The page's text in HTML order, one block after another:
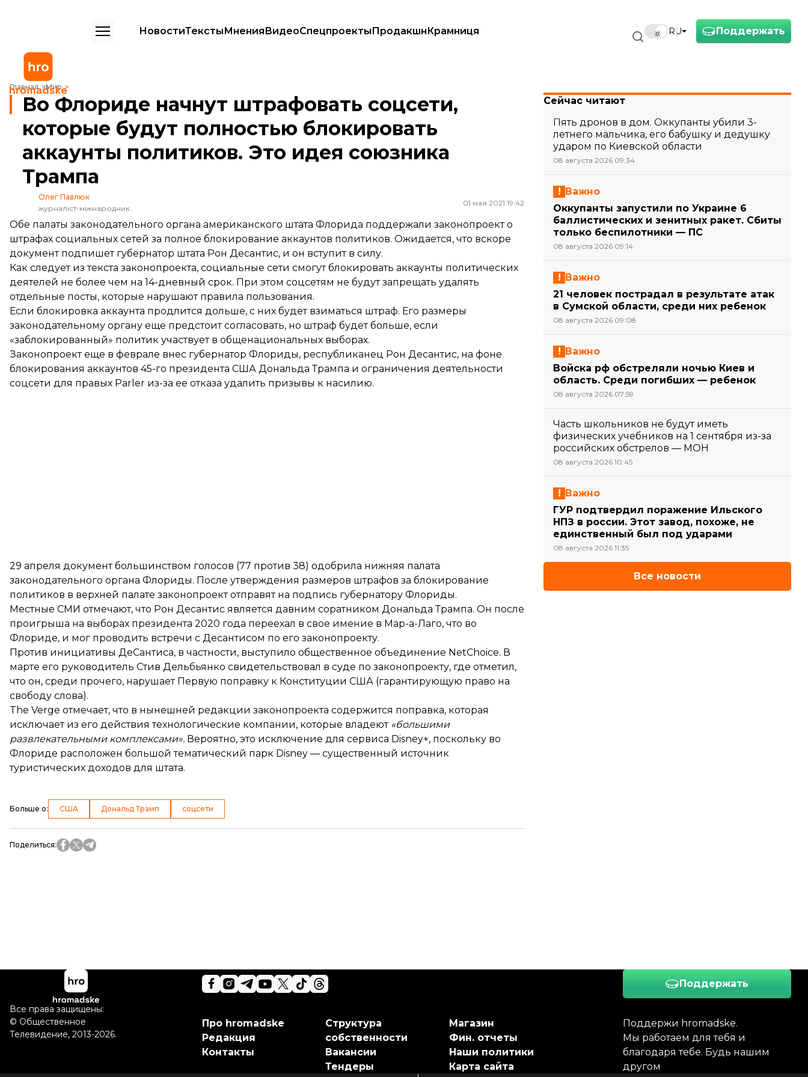
Поддержать
RU
НовостиТекстыМненияВидеоСпецпроектыПродакшнКрамниця
Главная Мир
Во Флориде начнут штрафовать соцсети, которые будут полностью блокировать аккаунты политиков. Это идея союзника Трампа
Во Флориде начнут штрафовать соцсети,
которые будут полностью блокировать
аккаунты политиков. Это идея союзника
Трампа
Олег Павлюк
журналіст-міжнародник
01 мая 2021 19:42
Обе палаты законодательного органа американского штата Флорида поддержали законопроект о
штрафах социальных сетей за полное блокирование аккаунтов политиков. Ожидается, что вскоре
документ подпишет губернатор штата Рон Десантис, и он вступит в силу.
Как следует изтекста законопроекта, социальные сети смогут блокировать аккаунты политических
деятелей не более чем на 14-дневный срок. При этом соцсетям не будут запрещать удалять
отдельные посты, которые нарушают правила пользования.
Если блокировка аккаунта продлится дольше, с них будет взиматься штраф. Его размеры
законодательному органу еще предстоит согласовать, но штраф будет больше, если
«заблокированный» политик участвует в общенациональных выборах.
Законопроект еще в феврале внес губернатор Флориды, республиканец Рон Десантис, на фоне
блокирования аккаунтов 45-го президента США Дональда Трампа и ограничения деятельности
соцсети для правых Parler из-за ее отказа удалить призывы к насилию.
29 апреля документ большинством голосов (77 против 38) одобрила нижняя палата
законодательного органа Флориды. После утверждения размеров штрафов за блокирование
политиков в верхней палате законопроект отправят на подпись губернатору Флориды.
Местные СМИ отмечают, что Рон Десантис является давним соратником Дональда Трампа. Он после
проигрыша на выборах президента 2020 года переехал в свое имение в Мар-а-Лаго, что во
Флориде, и мог проводить встречи с Десантисом по его законопроекту.
Против инициативы ДеСантиса, в частности, выступило общественное объединение NetChoice. В
марте его руководитель Стив Дельбьянко свидетельствовал в суде по законопроекту, где отметил,
что он, среди прочего, нарушает Первую поправку к Конституции США (гарантирующую право на
свободу слова).
The Verge отмечает, что в нынешней редакции законопроекта содержится поправка, которая
исключает из его действия технологические компании, которые владеют «большими
развлекательными комплексами». Вероятно, это исключение для сервиса Disney+, поскольку во
Флориде расположен большой тематический парк Disney — существенный источник
туристических доходов для штата.
Больше о: США Дональд Трамп соцсети
Поделиться:
Сейчас читают
Пять дронов в дом. Оккупанты убили 3-
летнего мальчика, его бабушку и дедушку
ударом по Киевской области
08 августа 2026 09:34
Важно
Оккупанты запустили по Украине 6
баллистических и зенитных ракет. Сбиты
только беспилотники — ПС
08 августа 2026 09:14
Важно
21 человек пострадал в результате атак
в Сумской области, среди них ребенок
08 августа 2026 09:08
Важно
Войска рф обстреляли ночью Киев и
область. Среди погибших — ребенок
08 августа 2026 07:59
Часть школьников не будут иметь
физических учебников на 1 сентября из-за
российских обстрелов — МОН
08 августа 2026 10:45
Важно
ГУР подтвердил поражение Ильского
НПЗ в россии. Этот завод, похоже, не
единственный был под ударами
08 августа 2026 11:35
Все новости
Поддержать
Поддержи hromadske.
Мы работаем для тебя и
благодаря тебе. Будь нашим
другом
Про hromadske
Редакция
Контакты
Структура
собственности
Вакансии
Тендеры
Магазин
Фин. отчеты
Наши политики
Карта сайта
Все права защищены:
© Общественное
Телевидение, 2013-2026.